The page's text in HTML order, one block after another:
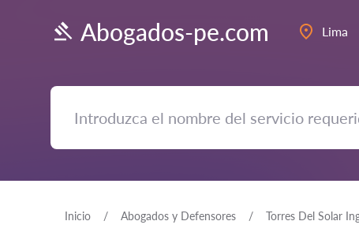
Abogados-pe.com Lima
Inicio Abogados y Defensores Torres Del Solar